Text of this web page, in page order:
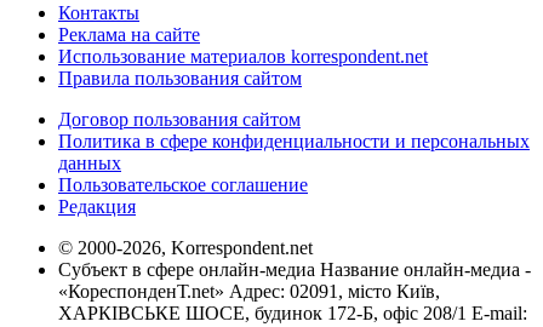
Контакты
Реклама на сайте
Использование материалов korrespondent.net
Правила пользования сайтом
Договор пользования сайтом
Политика в сфере конфиденциальности и персональных
данных
Пользовательское соглашение
Редакция
© 2000-2026, Korrespondent.net
Субъект в сфере онлайн-медиа Название онлайн-медиа -
«КореспонденТ.net» Адрес: 02091, місто Київ,
ХАРКІВСЬКЕ ШОСЕ, будинок 172-Б, офіс 208/1 E-mail: